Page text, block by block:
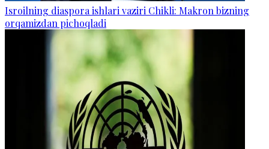
Isroilning diaspora ishlari vaziri Chikli: Makron bizning
orqamizdan pichoqladi